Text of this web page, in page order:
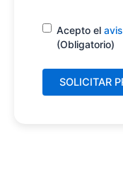
Consentimiento
Acepto el
(Obligatorio)